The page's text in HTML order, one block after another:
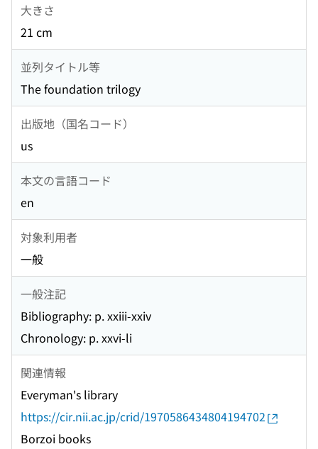
大きさ
21 cm
並列タイトル等
The foundation trilogy
出版地（国名コード）
us
本文の言語コード
en
対象利用者
一般
一般注記
Bibliography: p. xxiii-xxiv
Chronology: p. xxvi-li
関連情報
Everyman's library
https://cir.nii.ac.jp/crid/1970586434804194702
Borzoi books